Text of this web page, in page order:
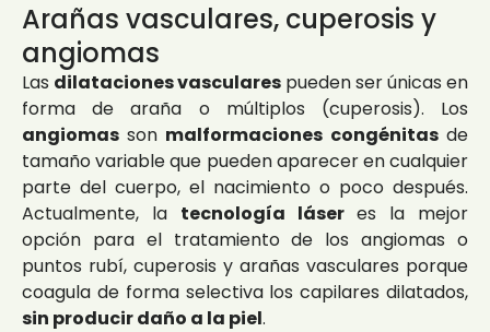
Arañas vasculares, cuperosis y
angiomas
Las dilataciones vasculares pueden ser únicas en
forma de araña o múltiplos (cuperosis). Los
angiomas son malformaciones congénitasde
tamaño variable que pueden aparecer en cualquier
parte del cuerpo, el nacimiento o poco después.
Actualmente, la tecnología láseres la mejor
opción para el tratamiento de los angiomas o
puntos rubí, cuperosis y arañas vasculares porque
coagula de forma selectiva los capilares dilatados,
sin producir daño a la piel.